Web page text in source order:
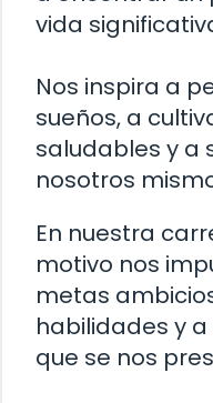
vida
Nos inspira a
sueños, a
saludables y a
nosotros
En nuestra
motivo nos
metas
habilidades y
que se nos